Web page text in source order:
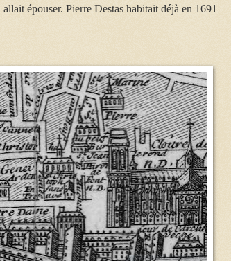
épouser. Pierre Destas habitait déjà en 1691